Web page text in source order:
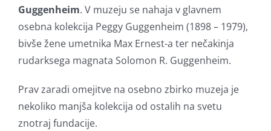
Guggenheim. V muzeju se nahaja v glavnem
osebna kolekcija Peggy Guggenheim (1898 – 1979),
bivše žene umetnika Max Ernest-a ter nečakinja
rudarksega magnata Solomon R. Guggenheim.
Prav zaradi omejitve na osebno zbirko muzeja je
nekoliko manjša kolekcija od ostalih na svetu
znotraj fundacije.